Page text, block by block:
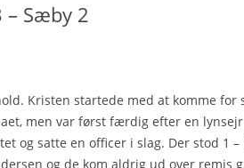
RATINGLISTE
FORÅRSTURNERINGEN
HOLDOPSTILLINGER
HOLDRESULTATER, BRÆTPOINTS
– Sæby 2
Kristen startede med at komme for
men var først færdig efter en lynsejr
og satte en officer i slag. Der stod 1
og de kom aldrig ud over remis